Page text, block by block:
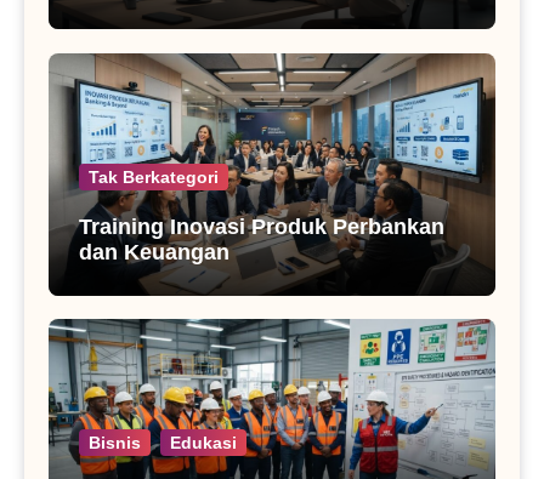
Tak Berkategori
Training Inovasi Produk Perbankan
dan Keuangan
Bisnis Edukasi